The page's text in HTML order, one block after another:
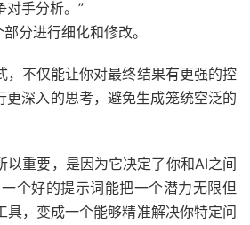
对手分析。”
分进行细化和修改。
，不仅能让你对最终结果有更强的控
更深入的思考，避免生成笼统空泛的
以重要，是因为它决定了你和AI之间
个好的提示词能把一个潜力无限但
具，变成一个能够精准解决你特定问